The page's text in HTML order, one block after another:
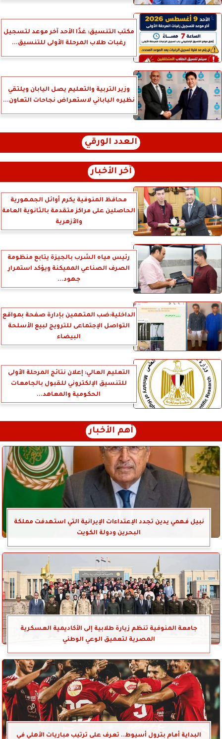
مكتب التنسيق: غدًا الأحد آخر موعد لتسجيل
رغبات طلاب المرحلة الأولى للتنسيق...
وزير التربية والتعليم يصل اليابان ويلتقي
نظيره الياباني لاستعراض نجاحات التعاون...
العدد الورقي
آخر الأخبار
محافظ المنوفية يكرم أوائل الجمهورية
الحاصلين على مراكز متقدمة بالثانوية العامة
والأزهرية
رئيس مياه الشرب بالجيزة يتابع منظومة
الصرف الصناعي المميكنة ويؤكد استمرار
جهود...
الداخلية:ضب المتهمين بإدارة صفحة بمواقع
التواصل الإجتماعى للترويج لبيع الأسلحة
البيضاء
التعليم العالي: إعلان نتائج المرحلة الأولى
للتنسيق الإلكتروني للقبول بالجامعات
الحكومية والمعاهد...
أهم الأخبار
نبيل فهمي يدين تجدد الإعتداءات الإيرانية التي استهدفت مملكة
البحرين ودولة الكويت
جامعة المنوفية تنظم زيارة طلابية إلى الأكاديمية العسكرية
المصرية لتعميق الوعي الوطني
البداية أمام بترول أسيوط.. تعرف على ترتيب مباريات الأهلي في